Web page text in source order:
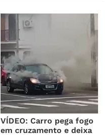
VÍDEO: Carro pega fogo
em cruzamento e deixa